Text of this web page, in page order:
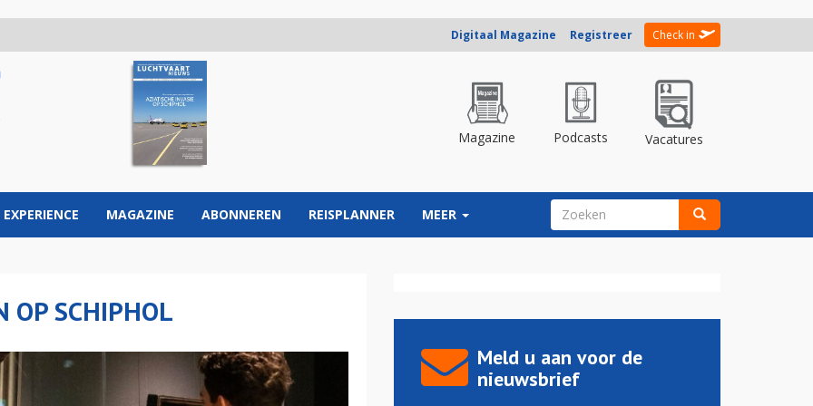
Digitaal Magazine Registreer Check in
Magazine Podcasts Vacatures
EXPERIENCE MAGAZINE ABONNEREN REISPLANNER MEER ZOEKVELD
OP SCHIPHOL
Meld u aan voor de
nieuwsbrief